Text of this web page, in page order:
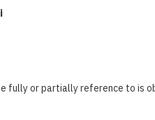
fully or partially reference to is